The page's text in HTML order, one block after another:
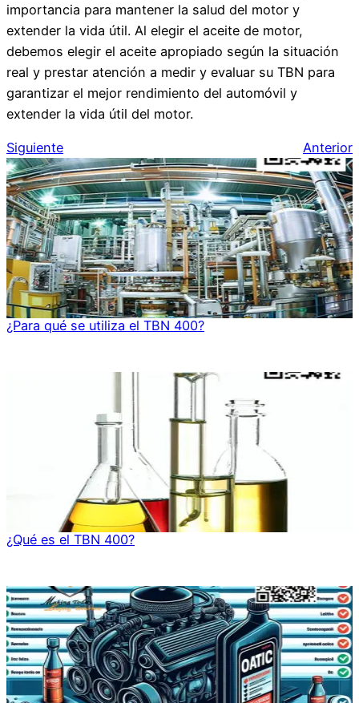
importancia para mantener la salud del motor y
extender la vida útil. Al elegir el aceite de motor,
debemos elegir el aceite apropiado según la situación
real y prestar atención a medir y evaluar su TBN para
garantizar el mejor rendimiento del automóvil y
extender la vida útil del motor.
Siguiente Anterior
¿Para qué se utiliza el TBN 400?
¿Qué es el TBN 400?